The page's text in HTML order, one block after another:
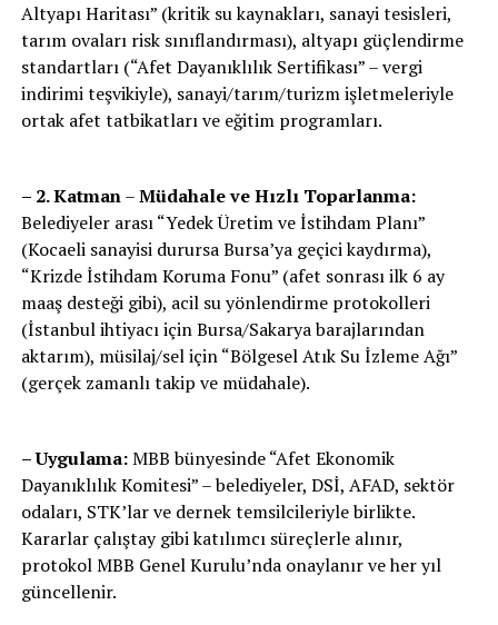
Altyapı Haritası” (kritik su kaynakları, sanayi tesisleri,
tarım ovaları risk sınıflandırması), altyapı güçlendirme
standartları (“Afet Dayanıklılık Sertifikası” – vergi
indirimi teşvikiyle), sanayi/tarım/turizm işletmeleriyle
ortak afet tatbikatları ve eğitim programları.
– 2. Katman–Müdahale ve Hızlı Toparlanma:
Belediyeler arası “Yedek Üretim ve İstihdam Planı”
(Kocaeli sanayisi durursa Bursa’ya geçici kaydırma),
“Krizde İstihdam Koruma Fonu” (afet sonrası ilk 6 ay
maaş desteği gibi), acil su yönlendirme protokolleri
(İstanbul ihtiyacı için Bursa/Sakarya barajlarından
aktarım), müsilaj/sel için “Bölgesel Atık Su İzleme Ağı”
(gerçek zamanlı takip ve müdahale).
– Uygulama:MBB bünyesinde “Afet Ekonomik
Dayanıklılık Komitesi” – belediyeler, DSİ, AFAD, sektör
odaları, STK’lar ve dernek temsilcileriyle birlikte.
Kararlar çalıştay gibi katılımcı süreçlerle alınır,
protokol MBB Genel Kurulu’nda onaylanır ve her yıl
güncellenir.